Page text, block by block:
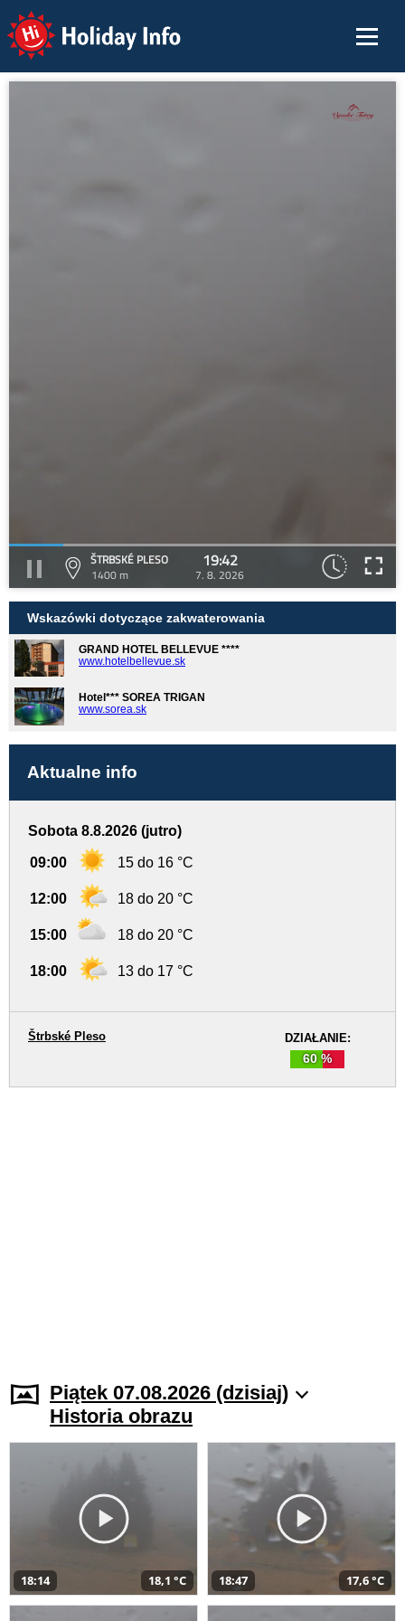
Holiday Info
ŠTRBSKÉ PLESO
1400 m
19:42
7. 8. 2026
Wskazówki dotyczące zakwaterowania
GRAND HOTEL BELLEVUE ****
www.hotelbellevue.sk
Hotel*** SOREA TRIGAN
www.sorea.sk
Aktualne info
Sobota 8.8.2026 (jutro)
09:00 15 do 16 °C
12:00 18 do 20 °C
15:00 18 do 20 °C
18:00 13 do 17 °C
DZIAŁANIE:
60 %
Štrbské Pleso
Piątek 07.08.2026 (dzisiaj)
Historia obrazu
18:14 18,1 °C 18:47 17,6 °C